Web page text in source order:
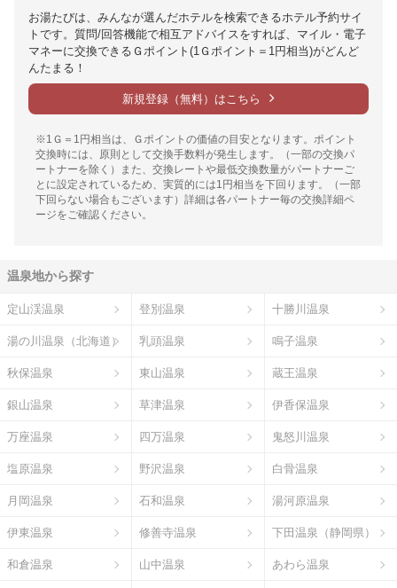
お湯たびは、みんなが選んだホテルを検索できるホテル予約サイ
トです。質問/回答機能で相互アドバイスをすれば、マイル・電子
マネーに交換できるＧポイント(1Ｇポイント＝1円相当)がどんど
んたまる！
新規登録（無料）はこちら
※1Ｇ＝1円相当は、Ｇポイントの価値の目安となります。ポイント
交換時には、原則として交換手数料が発生します。（一部の交換パ
ートナーを除く）また、交換レートや最低交換数量がパートナーご
とに設定されているため、実質的には1円相当を下回ります。（一部
下回らない場合もございます）詳細は各パートナー毎の交換詳細ペ
ージをご確認ください。
温泉地から探す
定山渓温泉 登別温泉 十勝川温泉
湯の川温泉（北海道） 乳頭温泉 鳴子温泉
秋保温泉 東山温泉 蔵王温泉
銀山温泉 草津温泉 伊香保温泉
万座温泉 四万温泉 鬼怒川温泉
塩原温泉 野沢温泉 白骨温泉
月岡温泉 石和温泉 湯河原温泉
伊東温泉 修善寺温泉 下田温泉（静岡県）
和倉温泉 山中温泉 あわら温泉